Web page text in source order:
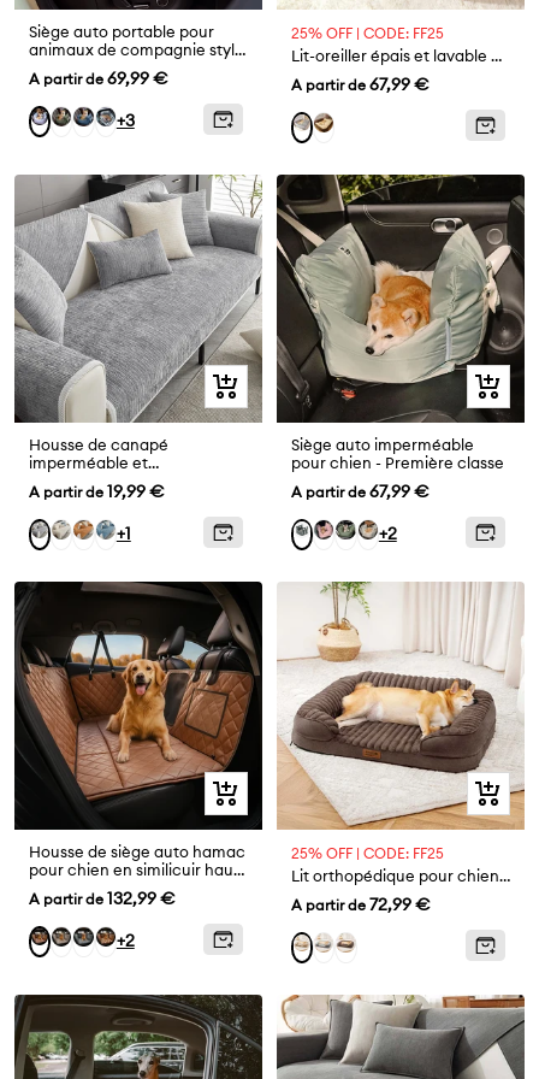
Siège auto portable pour
animaux de compagnie style
traversin Siège auto pour
chien
Prix
de
vente
A partir de 69,99 €
Rayure
VertBleuÉcossais
+3
25% OFF | CODE: FF25
Lit-oreiller épais et lavable pour animaux convient pour toutes les saisons
Prix
de
vente
A partir de 67,99 €
GrisMarron
Aperçu
rapide
Housse de canapé
imperméable et
antimicrobienne en tissu
chenille anti-rayures
Prix
de
vente
A partir de 19,99 €
GrisBeigeOrange
Bleu
+1
Aperçu
rapide
Siège auto imperméable
pour chien - Première classe
Prix
de
vente
A partir de 67,99 €
GrisRoseVertVert+2
Aperçu
rapide
Housse de siège auto hamac
pour chien en similicuir haut
de gamme déperlante-
RideProtector
Prix
de
vente
A partir de 132,99 €
BrunGrisBleuCouverture
Brun
Tapis
Brun
+2
Aperçu
rapide
25% OFF | CODE: FF25
Lit orthopédique pour chien en peluche moelleux lavable - ComfyPaws
Prix
de
vente
A partir de 72,99 €
KakiGrisBrun